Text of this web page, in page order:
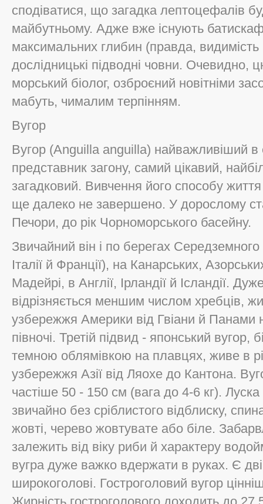
сподіватися, що загадка лептоцефалів
майбутньому. Адже вже існують
максимальних глибин (правда, видимість
дослідницькі підводні човни. Очевидно,
морський біолог, озброєний новітніми
мабуть, чималим терпінням.
Вугор
Вугор (Anguilla anguilla) найважливіший в
представник загону, самий цікавий,
загадковий. Вивчення його способу життя
ще далеко не завершено. У дорослому
Печори, до рік Чорноморського басейну.
Звичайний він і по берегах
Італії й Франції), на Канарських,
Мадейрі, в Англії, Ірландії й Ісландії.
відрізняється меншим числом хребців,
узбережжя Америки від Гвіани й Панами
півночі. Третій підвид - японський
темною облямівкою на плавцях, живе в
узбережжя Азії від Ляохе до Кантона.
частіше 50 - 150 см (вага до 4-6 кг).
звичайно без сріблистого відблиску,
жовті, черево жовтувате або біле.
залежить від віку риби й характеру
вугра дуже важко вдержати в руках. Є дві
широкоголові. Гостроголовий вугор